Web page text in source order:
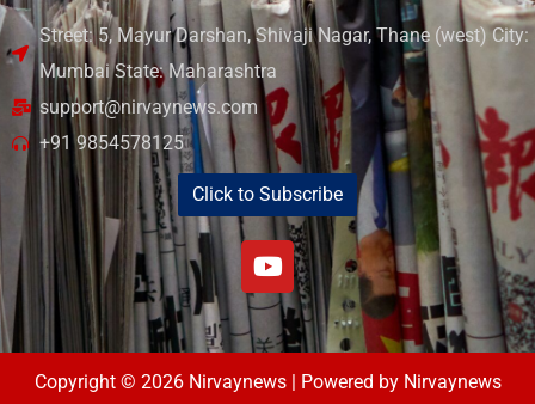
Street: 5, Mayur Darshan, Shivaji Nagar, Thane (west) City:
Mumbai State: Maharashtra
support@nirvaynews.com
+91 9854578125
Click to Subscribe
Copyright © 2026 Nirvaynews | Powered by Nirvaynews